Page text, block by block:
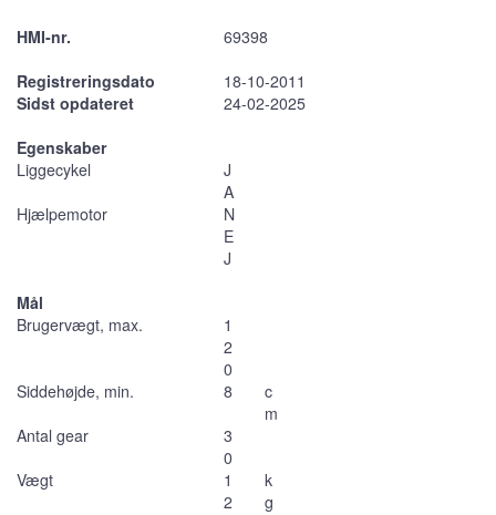
HMI-nr.
69398
Registreringsdato
18-10-2011
Sidst opdateret
24-02-2025
Egenskaber
Liggecykel
J
A
Hjælpemotor
N
E
J
Mål
Brugervægt, max.
1
2
0
Siddehøjde, min.
8
c
m
Antal gear
3
0
Vægt
1
2
k
g